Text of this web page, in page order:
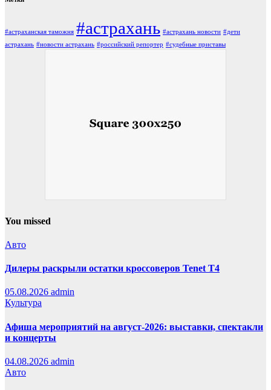
#астраханская таможня #астрахань #астрахань новости #дети
астрахань #новости астрахань #российский репортер #судебные приставы
You missed
Авто
Дилеры раскрыли остатки кроссоверов Tenet T4
05.08.2026 admin
Культура
Афиша мероприятий на август-2026: выставки, спектакли
и концерты
04.08.2026 admin
Авто